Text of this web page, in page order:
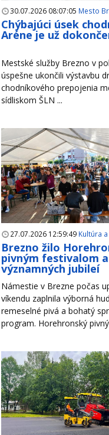
30.07.2026 08:07:05 Mesto
Chýbajúci úsek
Aréne je už
Mestské služby Brezno v
úspešne ukončili výstavbu
chodníkového prepojenia
sídliskom ŠLN ...
27.07.2026 12:59:49 Kultúra
Brezno žilo
pivným festivalom
významných jubileí
Námestie v Brezne počas
víkendu zaplnila výborná
remeselné pivá a bohatý
program. Horehronský